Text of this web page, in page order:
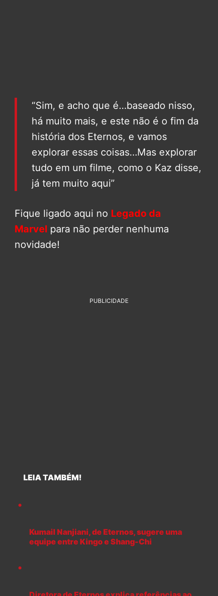
“Sim, e acho que é…baseado nisso,
há muito mais, e este não é o fim da
história dos Eternos, e vamos
explorar essas coisas…Mas explorar
tudo em um filme, como o Kaz disse,
já tem muito aqui”
Fique ligado aqui no Legado da
Marvel para não perder nenhuma
novidade!
PUBLICIDADE
LEIA TAMBÉM!
Kumail Nanjiani, de Eternos, sugere uma
equipe entre Kingo e Shang-Chi